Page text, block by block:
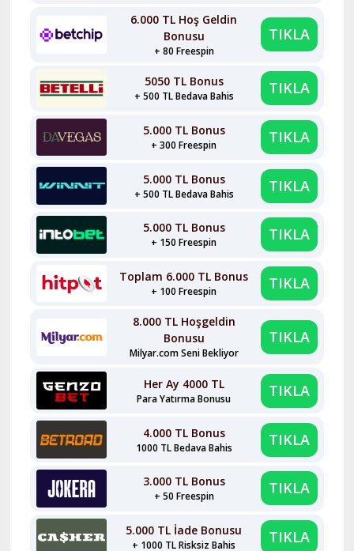
6.000 TL Hoş Geldin
Bonusu
+ 80 Freespin
TIKLA
5050 TL Bonus
+ 500 TL Bedava Bahis TIKLA
5.000 TL Bonus
+ 300 Freespin TIKLA
5.000 TL Bonus
+ 500 TL Bedava Bahis TIKLA
5.000 TL Bonus
+ 150 Freespin TIKLA
Toplam 6.000 TL Bonus
+ 100 Freespin TIKLA
8.000 TL Hoşgeldin
Bonusu
Milyar.com Seni Bekliyor
TIKLA
Her Ay 4000 TL
Para Yatırma Bonusu TIKLA
4.000 TL Bonus
1000 TL Bedava Bahis TIKLA
3.000 TL Bonus
+ 50 Freespin TIKLA
5.000 TL İade Bonusu
+ 1000 TL Risksiz Bahis TIKLA